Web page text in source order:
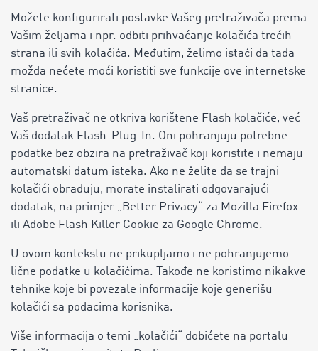
Možete konfigurirati postavke Vašeg pretraživača prema
Vašim željama i npr. odbiti prihvaćanje kolačića trećih
strana ili svih kolačića. Međutim, želimo istaći da tada
možda nećete moći koristiti sve funkcije ove internetske
stranice.
Vaš pretraživač ne otkriva korištene Flash kolačiće, već
Vaš dodatak Flash-Plug-In. Oni pohranjuju potrebne
podatke bez obzira na pretraživač koji koristite i nemaju
automatski datum isteka. Ako ne želite da se trajni
kolačići obrađuju, morate instalirati odgovarajući
dodatak, na primjer „Better Privacy“ za Mozilla Firefox
ili Adobe Flash Killer Cookie za Google Chrome.
U ovom kontekstu ne prikupljamo i ne pohranjujemo
lične podatke u kolačićima. Takođe ne koristimo nikakve
tehnike koje bi povezale informacije koje generišu
kolačići sa podacima korisnika.
Više informacija o temi „kolačići“ dobićete na portalu